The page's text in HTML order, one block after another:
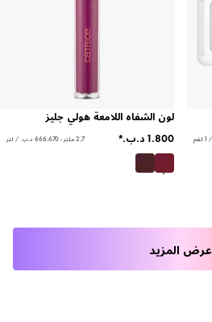
لون الشفاه اللامعة هولي جليز
2.7 ملتر - ‏666.670 د.ب.‏ / لتر
عرض المزيد